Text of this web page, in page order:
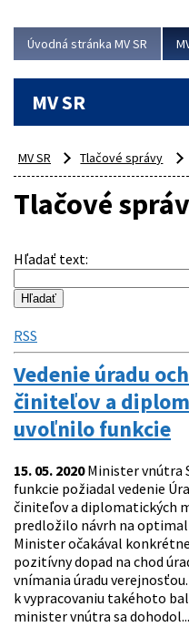
Úvodná stránka MV SR
MV SR
MV SR Tlačové správy
Tlačové
Hľadať text:
RSS
Vedenie úradu
činiteľov a
uvoľnilo funkcie
15. 05. 2020Minister vnútra
funkcie požiadal vedenie
činiteľov a diplomatických
predložilo návrh na
Minister očakával
pozitívny dopad na chod
vnímania úradu
k vypracovaniu takéhoto
minister vnútra sa dohodol...